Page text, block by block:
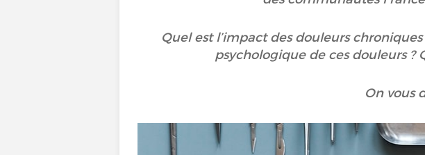
Quel est l’impact des douleurs
psychologique de ces douleurs ?
On vous